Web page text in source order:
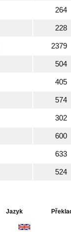
264
228
2379
504
405
574
302
600
633
524
Jazyk